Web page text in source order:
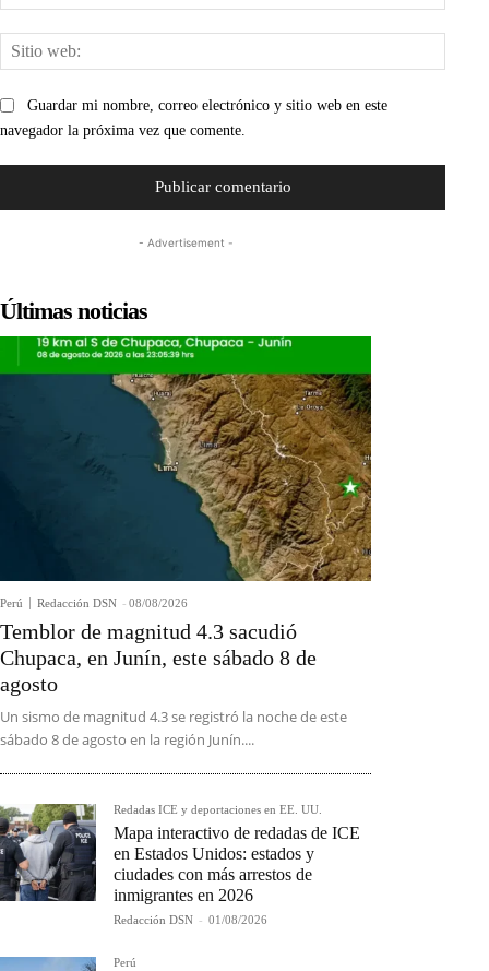
web:
Guardar mi nombre, correo electrónico y sitio web en este
navegador la próxima vez que comente.
- Advertisement -
Últimas noticias
Perú Redacción DSN - 08/08/2026
Temblor de magnitud 4.3 sacudió
Chupaca, en Junín, este sábado 8 de
agosto
Un sismo de magnitud 4.3 se registró la noche de este
sábado 8 de agosto en la región Junín....
Redadas ICE y deportaciones en EE. UU.
Mapa interactivo de redadas de ICE
en Estados Unidos: estados y
ciudades con más arrestos de
inmigrantes en 2026
Redacción DSN - 01/08/2026
Perú